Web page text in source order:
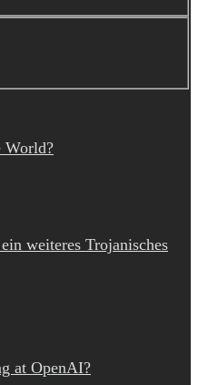
World?
weiteres Trojanisches
at OpenAI?